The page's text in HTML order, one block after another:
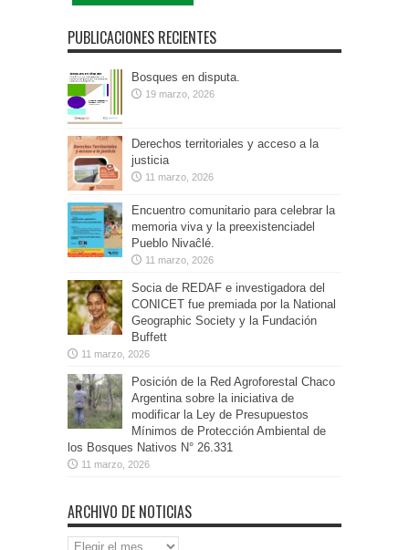
PUBLICACIONES RECIENTES
Bosques en disputa.
19 marzo, 2026
Derechos territoriales y acceso a la
justicia
11 marzo, 2026
Encuentro comunitario para celebrar la
memoria viva y la preexistenciadel
Pueblo Nivaĉlé.
11 marzo, 2026
Socia de REDAF e investigadora del
CONICET fue premiada por la National
Geographic Society y la Fundación
Buffett
11 marzo, 2026
Posición de la Red Agroforestal Chaco
Argentina sobre la iniciativa de
modificar la Ley de Presupuestos
Mínimos de Protección Ambiental de
los Bosques Nativos N° 26.331
11 marzo, 2026
ARCHIVO DE NOTICIAS
Archivo